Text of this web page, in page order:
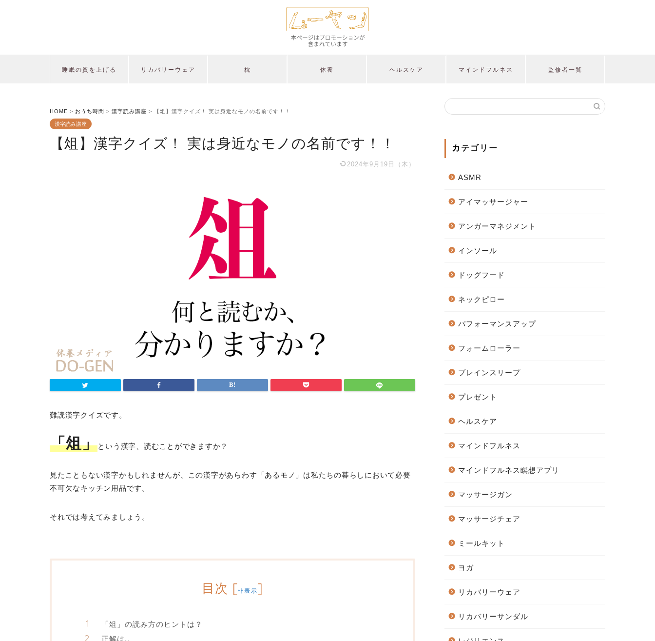
睡眠の質を上げる リカバリーウェア 枕 休養 ヘルスケア マインドフルネス 監修者一覧
HOME > おうち時間 > 漢字読み講座 > 【俎】漢字クイズ！ 実は身近なモノの名前です！！
漢字読み講座
【俎】漢字クイズ！ 実は身近なモノの名前です！！
2024年9月19日（木）
難読漢字クイズです。
「俎」という漢字、読むことができますか？
見たこともない漢字かもしれませんが、この漢字があらわす「あるモノ」は私たちの暮らしにおいて必要
不可欠なキッチン用品です。
それでは考えてみましょう。
目次 [非表示]
「俎」の読み方のヒントは？
正解は…
カテゴリー
ASMR
アイマッサージャー
アンガーマネジメント
インソール
ドッグフード
ネックピロー
パフォーマンスアップ
フォームローラー
ブレインスリープ
プレゼント
ヘルスケア
マインドフルネス
マインドフルネス瞑想アプリ
マッサージガン
マッサージチェア
ミールキット
ヨガ
リカバリーウェア
リカバリーサンダル